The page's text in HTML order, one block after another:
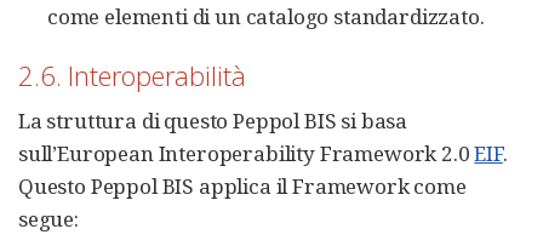
come elementi di un catalogo standardizzato.
2.6. Interoperabilità
La struttura di questo Peppol BIS si basa
sull’European Interoperability Framework 2.0EIF.
Questo Peppol BIS applica il Framework come
segue: